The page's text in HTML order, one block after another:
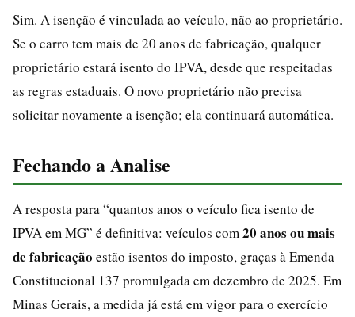
Sim. A isenção é vinculada ao veículo, não ao proprietário.
Se o carro tem mais de 20 anos de fabricação, qualquer
proprietário estará isento do IPVA, desde que respeitadas
as regras estaduais. O novo proprietário não precisa
solicitar novamente a isenção; ela continuará automática.
Fechando a Analise
A resposta para “quantos anos o veículo fica isento de
IPVA em MG” é definitiva: veículos com 20 anos ou mais
de fabricação estão isentos do imposto, graças à Emenda
Constitucional 137 promulgada em dezembro de 2025. Em
Minas Gerais, a medida já está em vigor para o exercício